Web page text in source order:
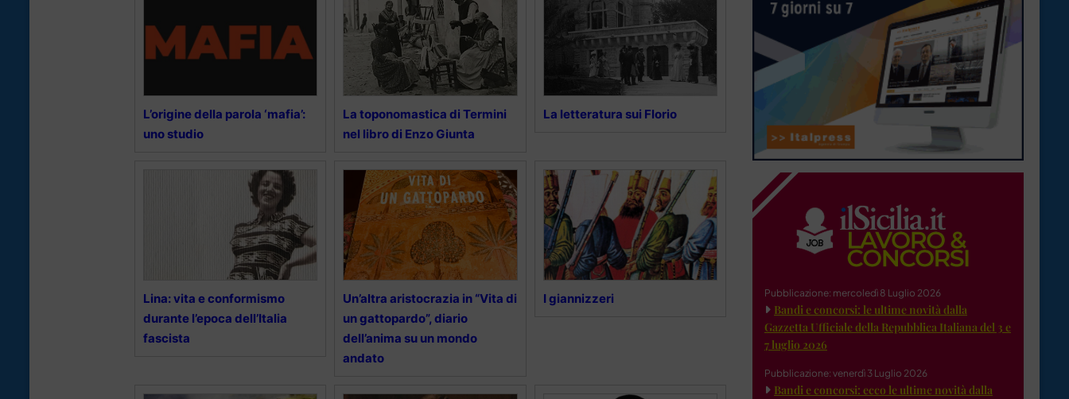
L’origine della parola ‘mafia’:
uno studio
La toponomastica di Termini
nel libro di Enzo Giunta
La letteratura sui Florio
Lina: vita e conformismo
durante l’epoca dell’Italia
fascista
Un’altra aristocrazia in “Vita di
un gattopardo”, diario
dell’anima su un mondo
andato
I giannizzeri Pubblicazione: mercoledì 8 Luglio 2026
Bandi e concorsi: le ultime novità dalla
Gazzetta Ufficiale della Repubblica Italiana del 3 e
7 luglio 2026
Pubblicazione: venerdì 3 Luglio 2026
Bandi e concorsi: ecco le ultime novità dalla